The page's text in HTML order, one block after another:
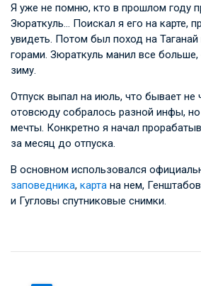
Я уже не помню, кто в прошлом году
Зюраткуль… Поискал я его на карте,
увидеть. Потом был поход на Таганай
горами. Зюраткуль манил все
зиму.
Отпуск выпал на июль, что бывает не
отовсюду собралось разной инфы, но
мечты. Конкретно я начал
за месяц до отпуска.
В основном использовался
заповедника, карта на нем,
и Гугловы спутниковые снимки.